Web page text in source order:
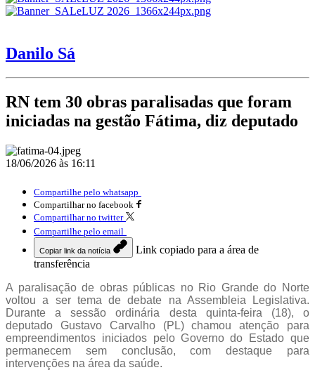
Danilo Sá
RN tem 30 obras paralisadas que foram
iniciadas na gestão Fátima, diz deputado
18/06/2026 às 16:11
Compartilhe pelo whatsapp
Compartilhar no facebook
Compartilhar no twitter
Compartilhe pelo email
Copiar link da notícia
Link copiado para a área de
transferência
A paralisação de obras públicas no Rio Grande do Norte
voltou a ser tema de debate na Assembleia Legislativa.
Durante a sessão ordinária desta quinta-feira (18), o
deputado Gustavo Carvalho (PL) chamou atenção para
empreendimentos iniciados pelo Governo do Estado que
permanecem sem conclusão, com destaque para
intervenções na área da saúde.